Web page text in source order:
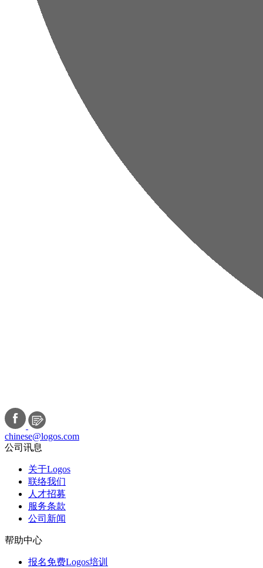
chinese@logos.com
公司讯息
关于Logos
联络我们
人才招募
服务条款
公司新闻
帮助中心
报名免费Logos培训